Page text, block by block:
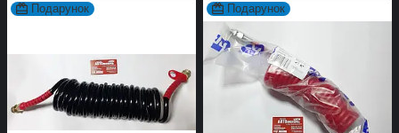
Подарунок Подарунок